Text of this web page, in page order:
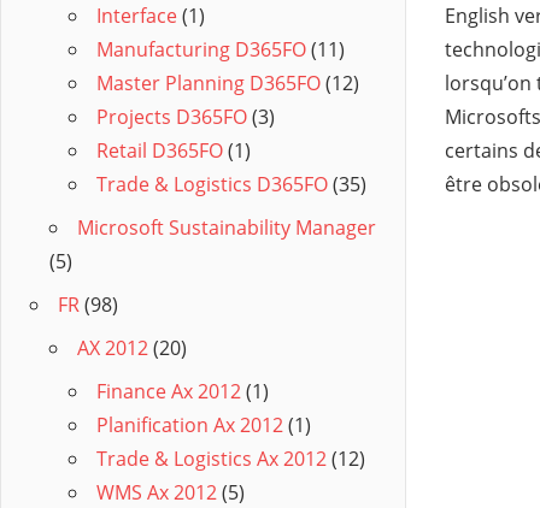
English
certains
être
Interface(1)
Manufacturing D365FO(11)
Master Planning D365FO(12)
Projects D365FO(3)
Retail D365FO(1)
Trade & Logistics D365FO(35)
Microsoft Sustainability Manager
(5)
FR(98)
AX 2012(20)
Finance Ax 2012(1)
Planification Ax 2012(1)
Trade & Logistics Ax 2012(12)
WMS Ax 2012(5)